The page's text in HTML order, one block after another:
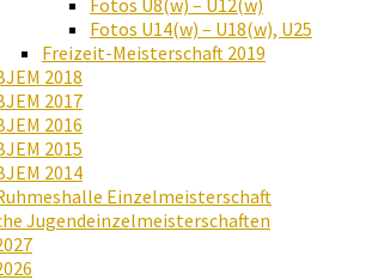
Fotos U8(w) – U12(w)
Fotos U14(w) – U18(w), U25
Freizeit-Meisterschaft 2019
2018
2017
2016
2015
2014
Einzelmeisterschaft
Jugendeinzelmeisterschaften